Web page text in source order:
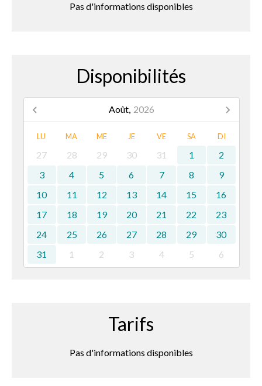
Pas d'informations disponibles
Disponibilités
Août, 2026
LU MA ME JE VE SA DI
27 28 29 30 31 1
2
3
4 5 6 7 8
9
10
11 12 13 14 15
16
17
18 19 20 21 22
23
24
25 26 27 28 29
30
31
1 2 3 4 5 6
Tarifs
Pas d'informations disponibles